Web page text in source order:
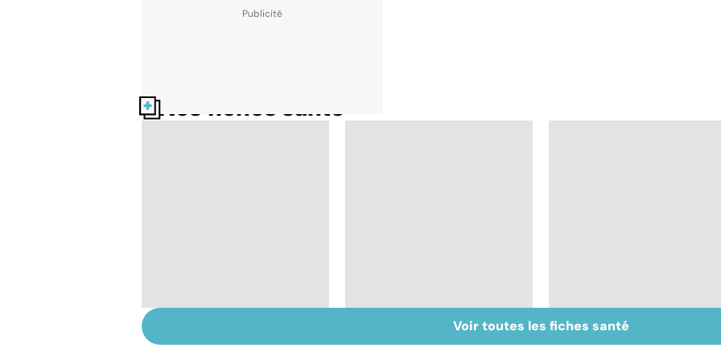
Nos fiches santé
l'épuisement
Faire du sport à
domicile, c'est facile !
Vivre après un
cancer
Voir toutes les fiches santé